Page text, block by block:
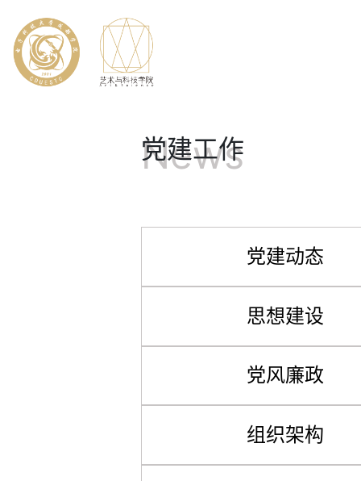
党建工作
News
党建动态
思想建设
党风廉政
组织架构